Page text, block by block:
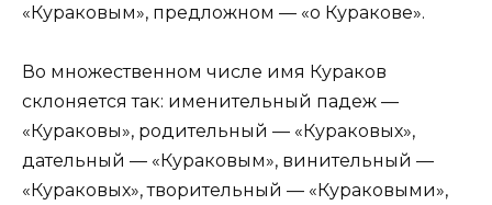
«Кураковым», предложном — «о Куракове».
Во множественном числе имя Кураков
склоняется так: именительный падеж —
«Кураковы», родительный — «Кураковых»,
дательный — «Кураковым», винительный —
«Кураковых», творительный — «Кураковыми»,